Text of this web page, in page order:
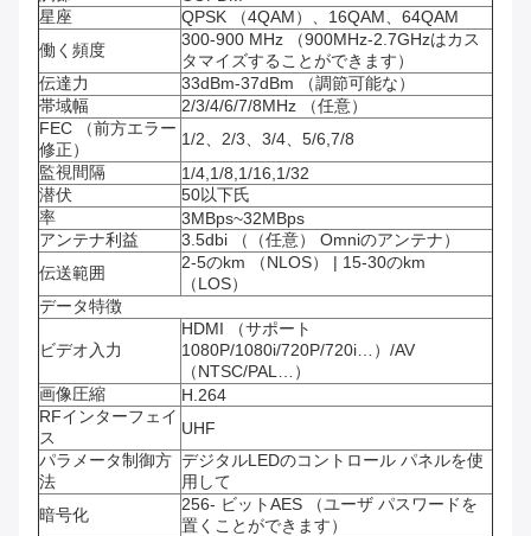
星座
QPSK （4QAM）、16QAM、64QAM
働く頻度
300-900 MHz （900MHz-2.7GHzはカス
タマイズすることができます）
伝達力
33dBm-37dBm （調節可能な）
帯域幅
2/3/4/6/7/8MHz （任意）
FEC （前方エラー
修正）
1/2、2/3、3/4、5/6,7/8
監視間隔
1/4,1/8,1/16,1/32
潜伏
50以下氏
率
3MBps~32MBps
アンテナ利益
3.5dbi （（任意） Omniのアンテナ）
伝送範囲
2-5のkm （NLOS） | 15-30のkm
（LOS）
データ特徴
ビデオ入力
HDMI （サポート
1080P/1080i/720P/720i…）/AV
（NTSC/PAL…）
画像圧縮
H.264
RFインターフェイ
ス
UHF
パラメータ制御方
法
デジタルLEDのコントロール パネルを使
用して
暗号化
256- ビットAES （ユーザ パスワードを
置くことができます）